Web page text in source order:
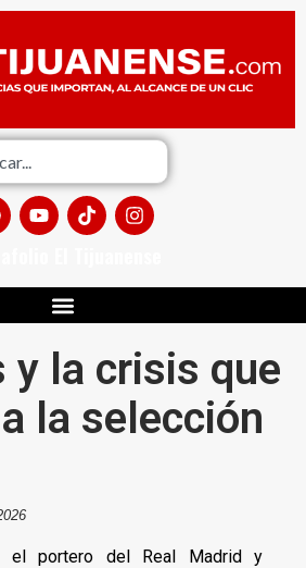
y la crisis que
la selección
el portero del Real Madrid y